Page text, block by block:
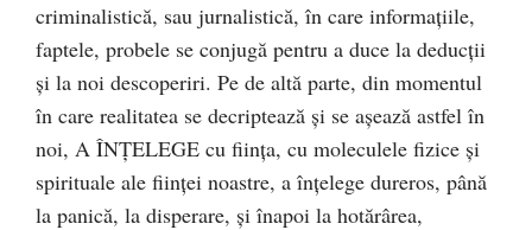
criminalistică, sau jurnalistică, în care informaţiile,
faptele, probele se conjugă pentru a duce la deducţii
şi la noi descoperiri. Pe de altă parte, din momentul
în care realitatea se decriptează şi se aşează astfel în
noi, A ÎNŢELEGE cu fiinţa, cu moleculele fizice şi
spirituale ale fiinţei noastre, a înţelege dureros, până
la panică, la disperare, şi înapoi la hotărârea,